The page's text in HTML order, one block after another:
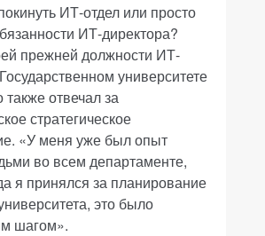
ИТ-отдел или просто
ИТ-директора?
прежней должности ИТ-
университете
отвечал за
стратегическое
«У меня уже был опыт
во всем департаменте,
я принялся за планирование
это было
шагом».